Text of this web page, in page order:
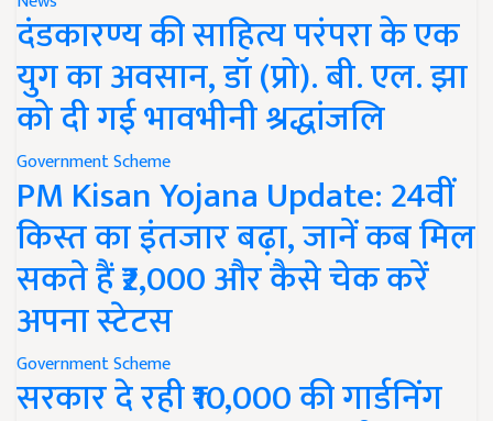
दंडकारण्य की साहित्य परंपरा के एक
युग का अवसान, डॉ (प्रो). बी. एल. झा
को दी गई भावभीनी श्रद्धांजलि
Government Scheme
PM Kisan Yojana Update: 24वीं
किस्त का इंतजार बढ़ा, जानें कब मिल
सकते हैं ₹2,000 और कैसे चेक करें
अपना स्टेटस
Government Scheme
सरकार दे रही ₹10,000 की गार्डनिंग